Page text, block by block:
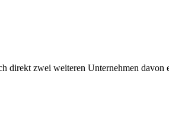
direkt zwei weiteren Unternehmen davon